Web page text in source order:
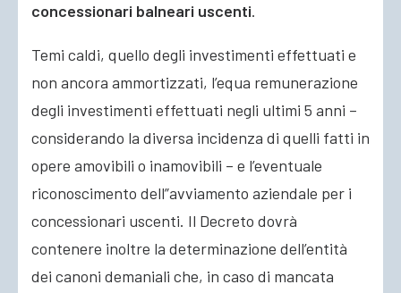
concessionari balneari uscenti.
Temi caldi, quello degli investimenti effettuati e
non ancora ammortizzati, l’equa remunerazione
degli investimenti effettuati negli ultimi 5 anni –
considerando la diversa incidenza di quelli fatti in
opere amovibili o inamovibili – e l’eventuale
riconoscimento dell”avviamento aziendale per i
concessionari uscenti. Il Decreto dovrà
contenere inoltre la determinazione dell’entità
dei canoni demaniali che, in caso di mancata